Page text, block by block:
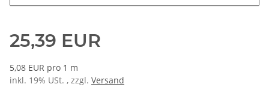
25,39 EUR
5,08 EUR pro 1 m
inkl. 19% USt. , zzgl. Versand